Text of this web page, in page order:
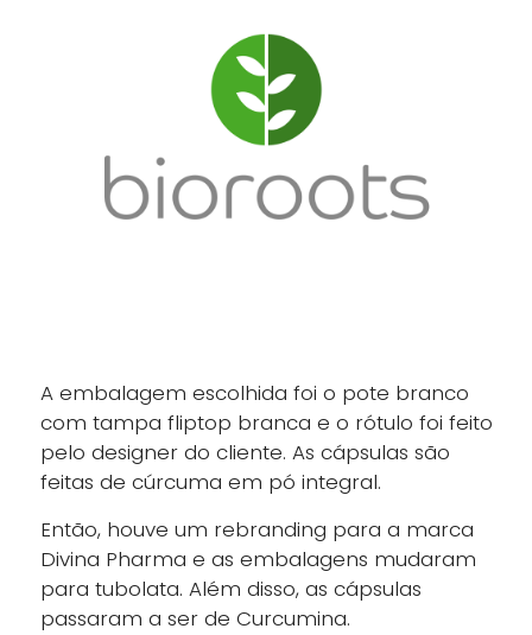
A embalagem escolhida foi o pote branco
com tampa fliptop branca e o rótulo foi feito
pelo designer do cliente. As cápsulas são
feitas de cúrcuma em pó integral.
Então, houve um rebranding para a marca
Divina Pharma e as embalagens mudaram
para tubolata. Além disso, as cápsulas
passaram a ser de Curcumina.